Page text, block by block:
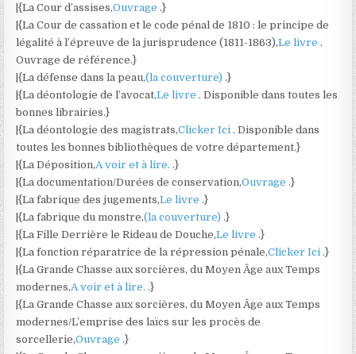
|{La Cour d’assises,Ouvrage .}
|{La Cour de cassation et le code pénal de 1810 : le principe de
légalité à l’épreuve de la jurisprudence (1811-1863),Le livre .
Ouvrage de référence.}
|{La défense dans la peau,(la couverture) .}
|{La déontologie de l’avocat,Le livre . Disponible dans toutes les
bonnes librairies.}
|{La déontologie des magistrats,Clicker Ici . Disponible dans
toutes les bonnes bibliothèques de votre département.}
|{La Déposition,A voir et à lire. .}
|{La documentation/Durées de conservation,Ouvrage .}
|{La fabrique des jugements,Le livre .}
|{La fabrique du monstre,(la couverture) .}
|{La Fille Derrière le Rideau de Douche,Le livre .}
|{La fonction réparatrice de la répression pénale,Clicker Ici .}
|{La Grande Chasse aux sorcières, du Moyen Âge aux Temps
modernes,A voir et à lire. .}
|{La Grande Chasse aux sorcières, du Moyen Âge aux Temps
modernes/L’emprise des laïcs sur les procès de
sorcellerie,Ouvrage .}